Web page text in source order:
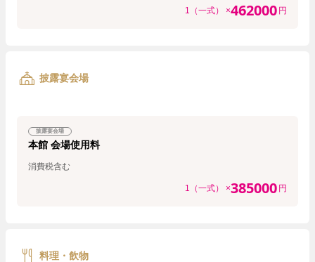
1（一式） ×462000 円
披露宴会場
披露宴会場
本館 会場使用料
消費税含む
1（一式） ×385000 円
料理・飲物